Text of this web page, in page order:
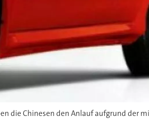
die Chinesen den Anlauf aufgrund der